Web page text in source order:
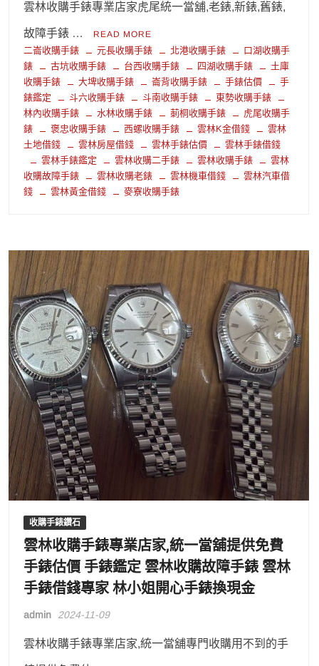
雲林收購手錶專業店家虎尾統一當舖,老錶,新錶,舊錶,
故障手錶 … READ MORE
二崙收購手錶 元長收購手錶 北港收購手錶
口湖收購手
錶
古坑收購手錶 台西收購手錶 四湖收購手錶
土庫
收購手錶
大埤收購手錶 崙背收購手錶 手錶估價
手
錶鑑定
斗六收購手錶 斗南收購手錶
東勢收購手錶
林內收購手錶
水林收購手錶 莿桐收購手錶
虎尾收購手
錶
褒忠收購手錶 西螺收購手錶 雲林K金借錢
雲林
土地借錢
雲林房屋借錢 雲林手錶估價
雲林手錶借錢
雲林手錶鑑定
雲林收購二手錶 雲林收購手錶
雲林
收購故障手錶
雲林收購老錶 雲林機車借錢
雲林汽車借
錢
雲林黃金借錢 麥寮收購手錶
收購手錶鑽石
雲林收購手錶專業店家,統一當舖提供免費
手錶估價 手錶鑑定 雲林收購故障手錶 雲林
手錶借錢專家 林小姐開心手錶換現金
admin 2024-11-09
雲林收購手錶專業店家,統一當舖專門收購用不到的手